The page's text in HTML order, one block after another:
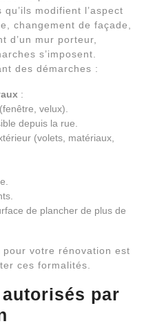
modifient l’aspect
changement de façade,
d’un mur porteur,
s’imposent.
des démarches :
:
velux).
depuis la rue.
(volets, matériaux,
de plancher de plus de
votre rénovation est
ces formalités.
par